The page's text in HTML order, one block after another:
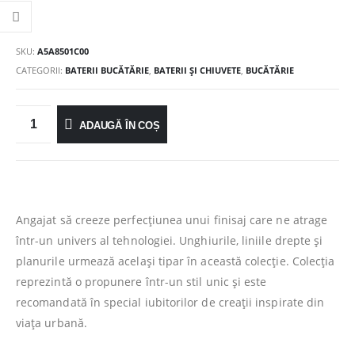
SKU: A5A8501C00
CATEGORII: BATERII BUCĂTĂRIE BATERII ȘI CHIUVETE BUCĂTĂRIE
ADAUGĂ ÎN COȘ
Angajat să creeze perfecţiunea unui finisaj care ne atrage
într-un univers al tehnologiei. Unghiurile, liniile drepte şi
planurile urmează acelaşi tipar în această colecţie. Colecţia
reprezintă o propunere într-un stil unic şi este
recomandată în special iubitorilor de creaţii inspirate din
viaţa urbană.